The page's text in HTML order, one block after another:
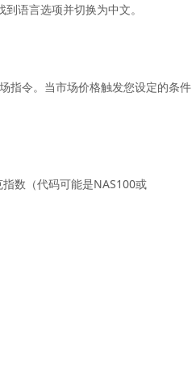
语言选项并切换为中文。
指令。当市场价格触发您设定的条件
数（代码可能是NAS100或